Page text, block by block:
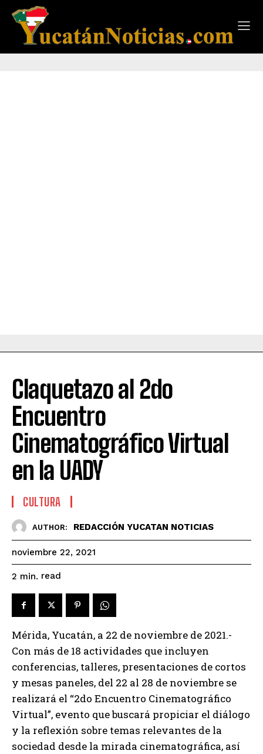
Claquetazo al 2do
Encuentro
Cinematográfico Virtual
en la UADY
CULTURA
AUTHOR: REDACCIÓN YUCATAN NOTICIAS
noviembre 22, 2021
2 min. read
Mérida, Yucatán, a 22 de noviembre de 2021.-
Con más de 18 actividades que incluyen
conferencias, talleres, presentaciones de cortos
y mesas paneles, del 22 al 28 de noviembre se
realizará el “2do Encuentro Cinematográfico
Virtual”, evento que buscará propiciar el diálogo
y la reflexión sobre temas relevantes de la
sociedad desde la mirada cinematográfica, así